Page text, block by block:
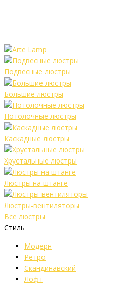
Подвесные люстры
Большие люстры
Потолочные люстры
Каскадные люстры
Хрустальные люстры
Люстры на штанге
Люстры-вентиляторы
Все люстры
Стиль
Модерн
Ретро
Скандинавский
Лофт